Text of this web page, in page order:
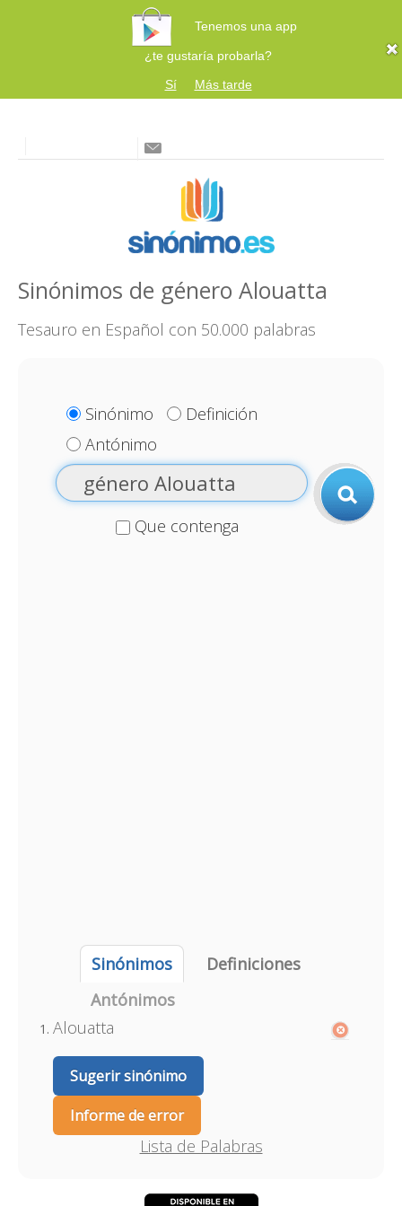
Tenemos una app
¿te gustaría probarla?
Sí
Más tarde
Sinónimos de género Alouatta
Tesauro en Español con 50.000 palabras
Sinónimo
Definición
Antónimo
Que contenga
Sinónimos
Definiciones
Antónimos
Alouatta
Sugerir sinónimo
Informe de error
Lista de Palabras